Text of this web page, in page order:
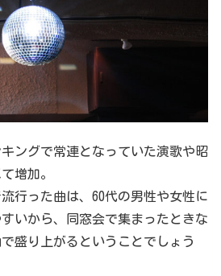
ングで常連となっていた演歌や昭
増加。
行った曲は、60代の男性や女性に
いから、同窓会で集まったときな
盛り上がるということでしょう